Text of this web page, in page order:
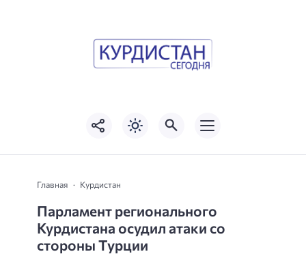
Главная Курдистан
Парламент регионального
Курдистана осудил атаки со
стороны Турции